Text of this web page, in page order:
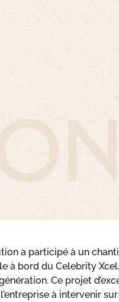
a participé à un
à bord du Celebrity
Ce projet
à intervenir